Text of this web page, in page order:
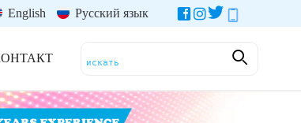
English Русский язык